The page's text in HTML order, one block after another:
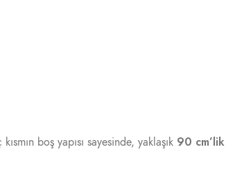
boş yapısı sayesinde, yaklaşık 90 cm’lik